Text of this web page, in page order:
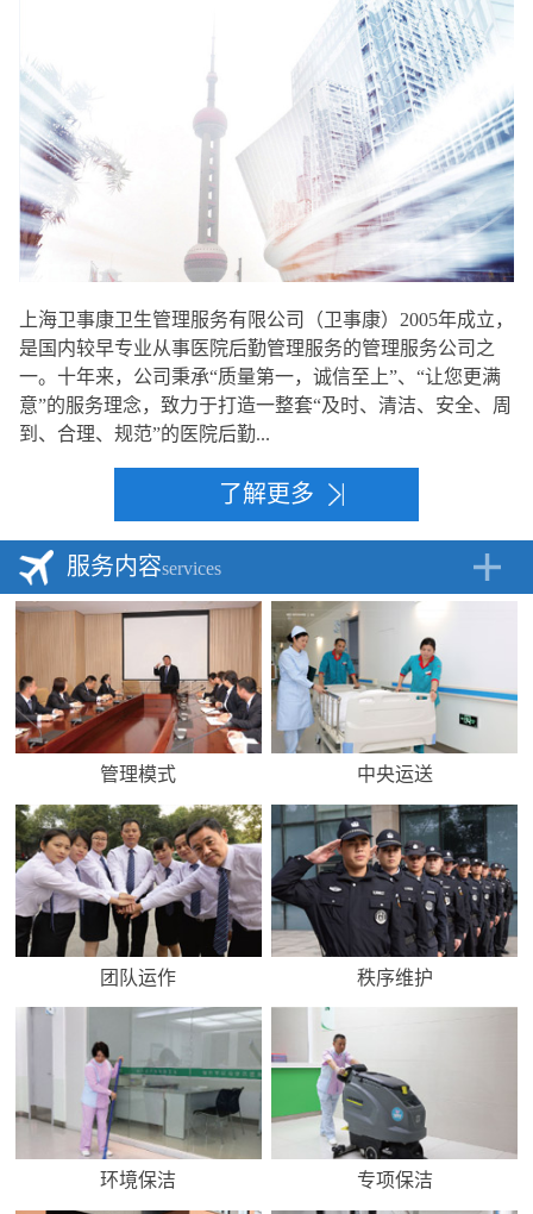
上海卫事康卫生管理服务有限公司（卫事康）2005年成立，
是国内较早专业从事医院后勤管理服务的管理服务公司之
一。十年来，公司秉承“质量第一，诚信至上”、“让您更满
意”的服务理念，致力于打造一整套“及时、清洁、安全、周
到、合理、规范”的医院后勤...
了解更多
服务内容services
管理模式 中央运送
团队运作 秩序维护
环境保洁 专项保洁